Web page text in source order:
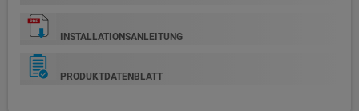
INSTALLATIONSANLEITUNG
PRODUKTDATENBLATT